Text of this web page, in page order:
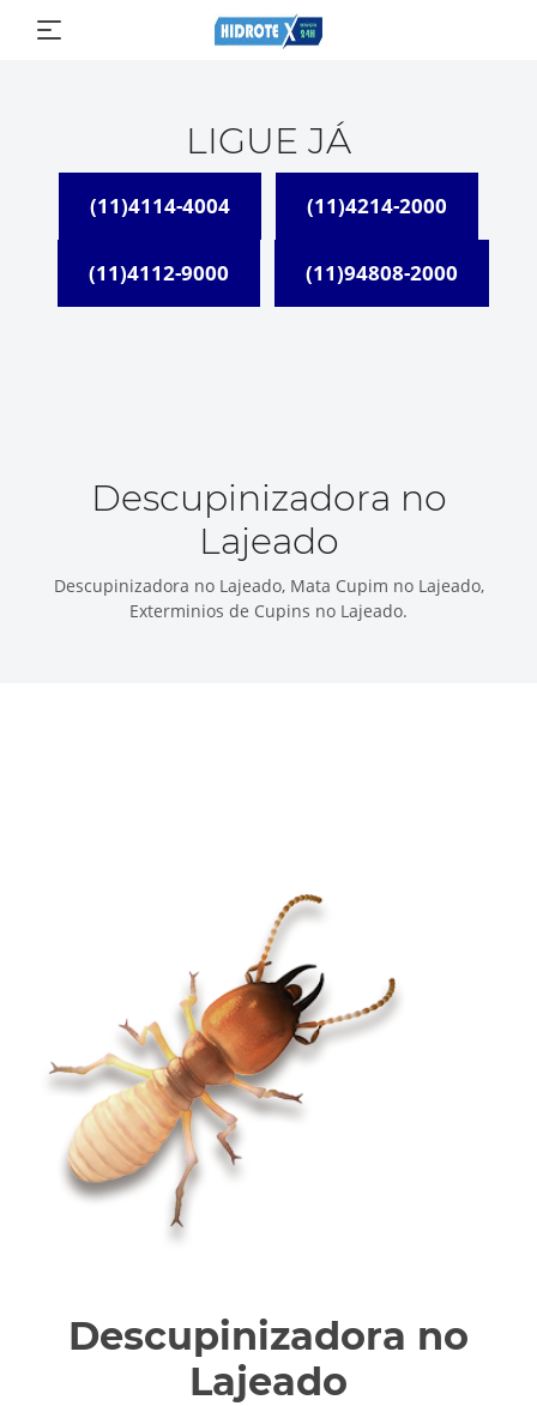
LIGUE JÁ
(11)4114-4004 (11)4214-2000
(11)4112-9000 (11)94808-2000
Descupinizadora no
Lajeado
Descupinizadora no Lajeado, Mata Cupim no Lajeado,
Exterminios de Cupins no Lajeado.
Descupinizadora no
Lajeado